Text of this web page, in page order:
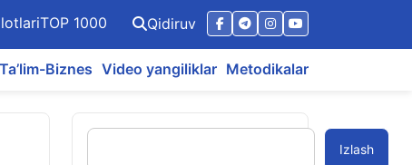
TOP 1000 Qidiruv
Ta’lim-Biznes Video yangiliklar Metodikalar
Izlash